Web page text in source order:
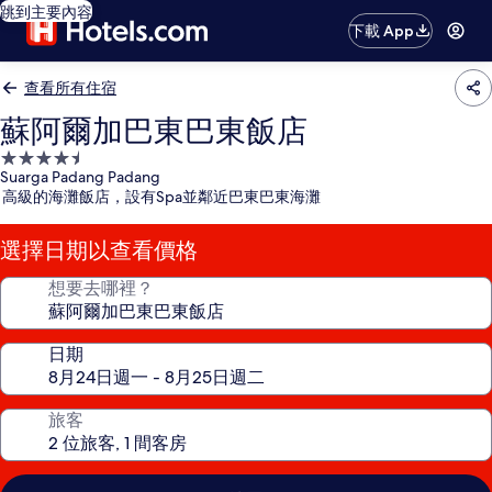
跳到主要內容
下載 App
查看所有住宿
蘇阿爾加巴東巴東飯店
4.5
星
級
住
宿
Suarga Padang Padang
高級的海灘飯店，設有Spa並鄰近巴東巴東海灘
選擇日期以查看價格
想要去哪裡？
日期
旅客